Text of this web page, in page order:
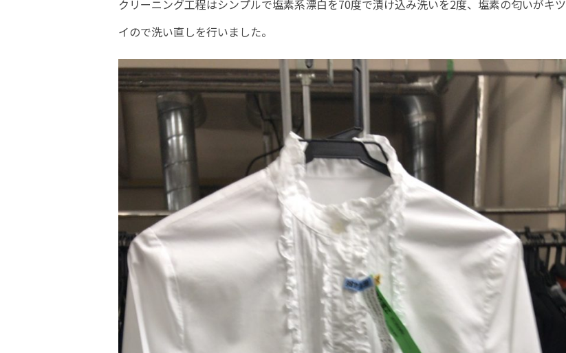
クリーニング工程はシンプルで塩素系漂白を70度で漬け込み洗いを2度、塩素の匂いがキツ
イので洗い直しを行いました。